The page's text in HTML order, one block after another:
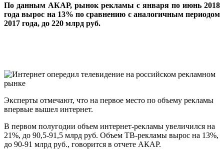
По данным АКАР, рынок рекламы с января по июнь 2018
года вырос на 13% по сравнению с аналогичным периодом
2017 года, до 220 млрд руб.
Эксперты отмечают, что на первое место по объему рекламы
впервые вышел интернет.
В первом полугодии объем интернет-рекламы увеличился на
21%, до 90,5-91,5 млрд руб. Объем ТВ-рекламы вырос на 13%,
до 90-91 млрд руб., говорится в отчете АКАР.